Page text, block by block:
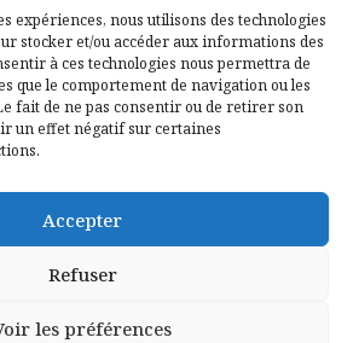
expériences, nous utilisons des technologies
stocker et/ou accéder aux informations des
à ces technologies nous permettra de
que le comportement de navigation ou les
fait de ne pas consentir ou de retirer son
un effet négatif sur certaines
Accepter
Refuser
les préférences